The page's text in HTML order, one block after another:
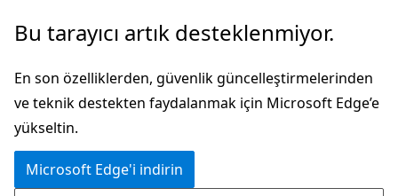
Ana
atla
Sayfa
gezintiye
atla
Bu tarayıcı artık desteklenmiyor.
En son özelliklerden, güvenlik güncelleştirmelerinden
ve teknik destekten faydalanmak için Microsoft Edge’e
yükseltin.
Microsoft Edge'i indirin